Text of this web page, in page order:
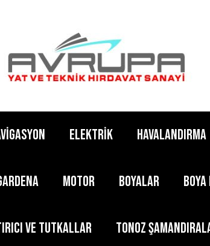
ELEKTRİK HAVALANDIRMA
MOTOR BOYALAR
ve TUTKALLAR TONOZ